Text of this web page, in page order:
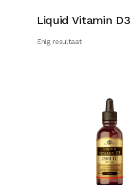
Liquid Vitamin D3
Enig resultaat